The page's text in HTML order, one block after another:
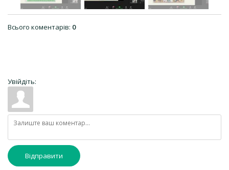
Всього коментарів: 0
Увійдіть:
Відправити